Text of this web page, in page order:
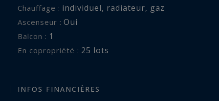
Chauffage : individuel, radiateur, gaz
Ascenseur : Oui
balcon : 1
En copropriété : 25 lots
INFOS FINANCIÈRES